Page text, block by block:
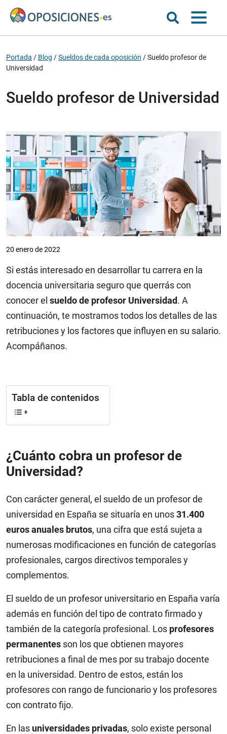
Portada / Blog /Sueldos de cada oposición /Sueldo profesor de
Universidad
Sueldo profesor de Universidad
20 enero de 2022
Si estás interesado en desarrollar tu carrera en la
docencia universitaria seguro que querrás con
conocer el sueldo de profesor Universidad. A
continuación, te mostramos todos los detalles de las
retribuciones y los factores que influyen en su salario.
Acompáñanos.
Tabla de contenidos
¿Cuánto cobra un profesor de
Universidad?
Con carácter general, el sueldo de un profesor de
universidad en España se situaría en unos31.400
euros anuales brutos, una cifra que está sujeta a
numerosas modificaciones en función de categorías
profesionales, cargos directivos temporales y
complementos.
El sueldo de un profesor universitario en España varía
además en función del tipo de contrato firmado y
también de la categoría profesional. Los profesores
permanentes son los que obtienen mayores
retribuciones a final de mes por su trabajo docente
en la universidad. Dentro de estos, están los
profesores con rango de funcionario y los profesores
con contrato fijo.
En las universidades privadas, solo existe personal